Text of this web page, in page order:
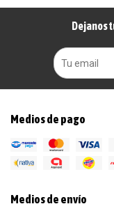
Dejanos
Medios de pago
Medios de envío